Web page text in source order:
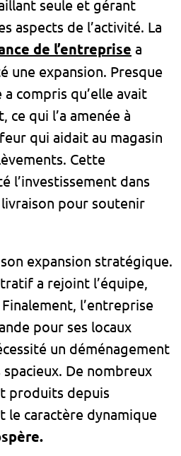
seule et gérant
aspects de l’activité. La
de l’entreprise a
une expansion. Presque
compris qu’elle avait
ce qui l’a amenée à
qui aidait au magasin
Cette
l’investissement dans
pour soutenir
expansion stratégique.
a rejoint l’équipe,
l’entreprise
pour ses locaux
un déménagement
De nombreux
produits depuis
le caractère dynamique